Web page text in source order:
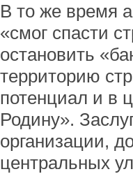
В то же время
«смог спасти
остановить
территорию
потенциал и в
Родину».
организации,
центральных